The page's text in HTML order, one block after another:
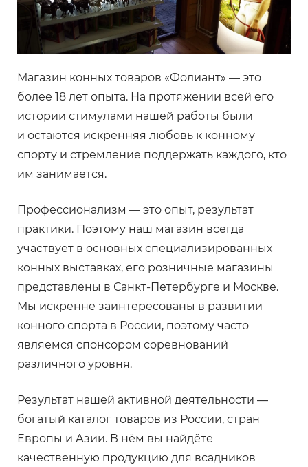
Магазин конных товаров «Фолиант» — это
более 18 лет опыта. На протяжении всей его
истории стимулами нашей работы были
и остаются искренняя любовь к конному
спорту и стремление поддержать каждого, кто
им занимается.
Профессионализм — это опыт, результат
практики. Поэтому наш магазин всегда
участвует в основных специализированных
конных выставках, его розничные магазины
представлены в Санкт-Петербурге и Москве.
Мы искренне заинтересованы в развитии
конного спорта в России, поэтому часто
являемся спонсором соревнований
различного уровня.
Результат нашей активной деятельности —
богатый каталог товаров из России, стран
Европы и Азии. В нём вы найдёте
качественную продукцию для всадников